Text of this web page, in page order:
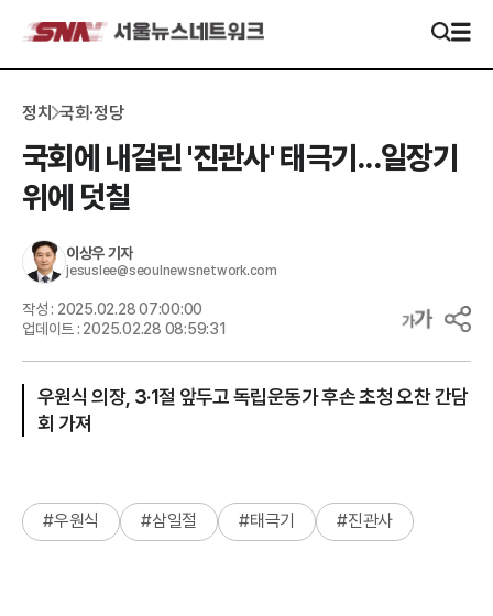
정치 국회·정당
국회에 내걸린 '진관사' 태극기...일장기
위에 덧칠
이상우기자
jesuslee@seoulnewsnetwork.com
작성 : 2025.02.28 07:00:00
업데이트 : 2025.02.28 08:59:31
우원식 의장, 3·1절 앞두고 독립운동가 후손 초청 오찬 간담
회 가져
#우원식 #삼일절 #태극기 #진관사